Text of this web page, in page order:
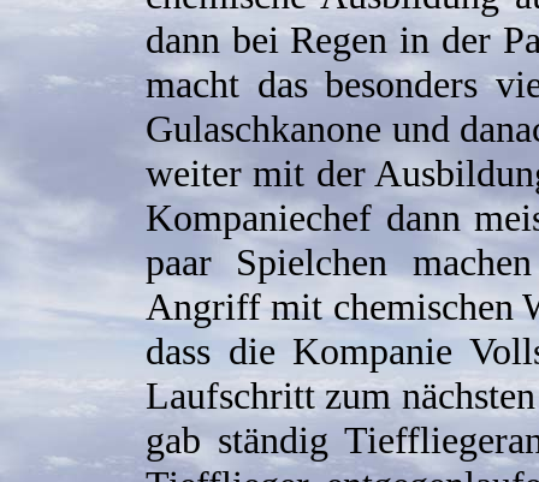
dann bei Regen in der
macht das besonders
Gulaschkanone und
weiter mit der
Kompaniechef dann
paar Spielchen
Angriff mit chemischen
dass die Kompanie
Laufschritt zum
gab ständig